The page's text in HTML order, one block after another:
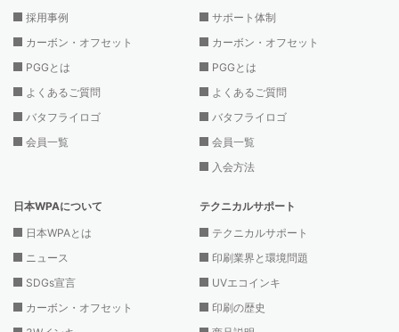
採用事例
カーボン・オフセット
PGGとは
よくあるご質問
バタフライロゴ
会員一覧
サポート体制
カーボン・オフセット
PGGとは
よくあるご質問
バタフライロゴ
会員一覧
入会方法
日本WPAについて
日本WPAとは
ニュース
SDGs宣言
カーボン・オフセット
テクニカルサポート
テクニカルサポート
印刷業界と環境問題
UVエコインキ
印刷の歴史